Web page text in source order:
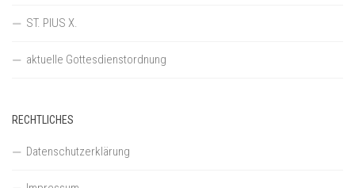
ST. PIUS X.
aktuelle Gottesdienstordnung
RECHTLICHES
Datenschutzerklärung